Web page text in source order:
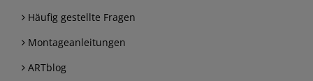
Häufig gestellte Fragen
Montageanleitungen
ARTblog